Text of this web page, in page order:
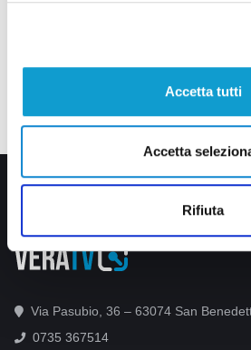
Accetta tutti
Accetta
Rifiuta
Via Pasubio, 36 – 63074 San
0735 367514